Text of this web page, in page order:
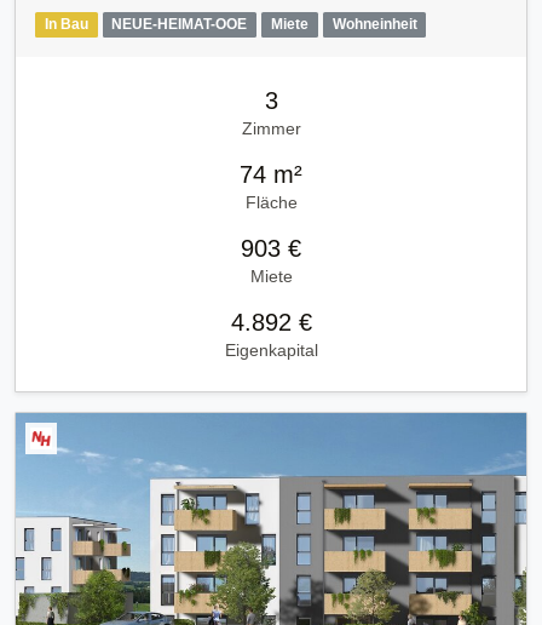
In Bau NEUE-HEIMAT-OOE Miete Wohneinheit
3
Zimmer
74 m²
Fläche
903 €
Miete
4.892 €
Eigenkapital